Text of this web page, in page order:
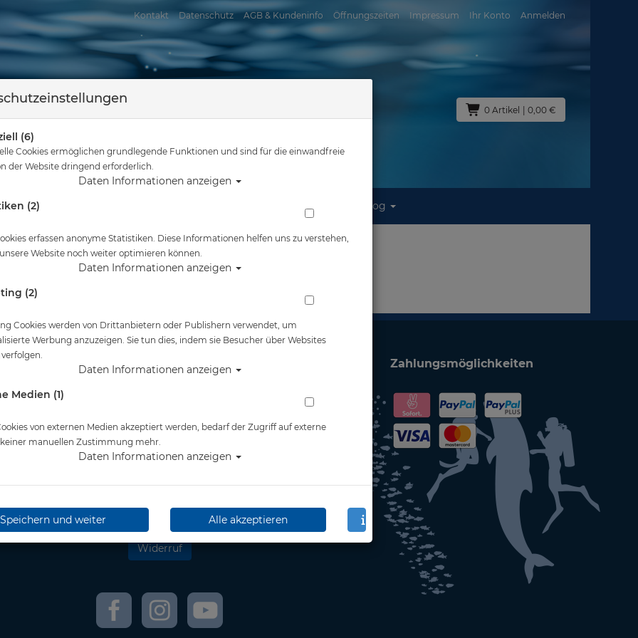
Kontakt Datenschutz AGB & Kundeninfo Öffnungszeiten Impressum Ihr Konto Anmelden
0 Artikel | 0,00 €
Reisen Blog
Sie sind hier Startseite 10 Bar
Kundeninformationen
Informationen
Newsletter
DHL
und Lieferfristen
Zahlungsmöglichkeiten
Widerruf
(6)
Cookies ermöglichen grundlegende Funktionen und sind für die einwandfreie
der Website dringend erforderlich.
Daten Informationen anzeigen
(2)
erfassen anonyme Statistiken. Diese Informationen helfen uns zu verstehen,
Website noch weiter optimieren können.
Daten Informationen anzeigen
(2)
Cookies werden von Drittanbietern oder Publishern verwendet, um
Werbung anzuzeigen. Sie tun dies, indem sie Besucher über Websites
Daten Informationen anzeigen
Medien (1)
von externen Medien akzeptiert werden, bedarf der Zugriff auf externe
manuellen Zustimmung mehr.
Daten Informationen anzeigen
Speichern und weiter Alle akzeptieren